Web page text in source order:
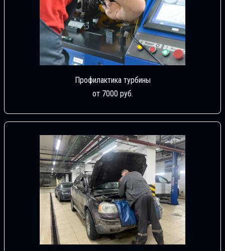
Профилактика турбины
от 7000 руб.